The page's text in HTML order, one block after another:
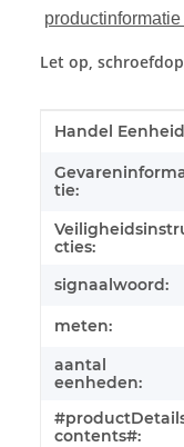
productinformatie
Let op,
Handel
tie:
cties:
signaalwoord:
meten:
aantal
eenheden:
contents#: